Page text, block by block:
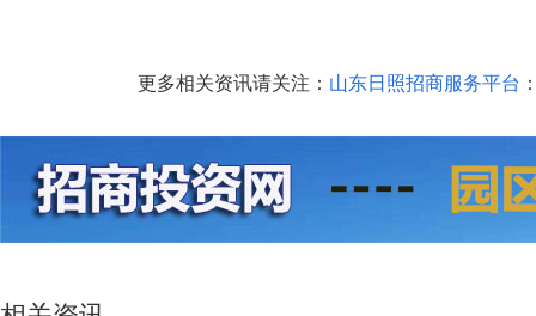
更多相关资讯请关注： 山东日照招商服务平台